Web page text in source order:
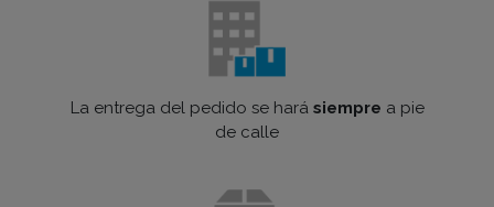
La entrega del pedido se hará siempre a pie
de calle